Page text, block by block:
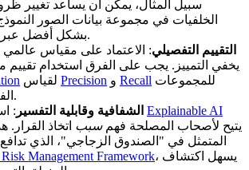
سبيل المثال، يمكن أن يساعد تغيير
الخلفيات في مجموعة بيانات الصور
بشكل أفضل عبر بيئات مختلفة.
التقييم التفصيلي: الاعتماد على مقياس
يخفي التمييز. يجب على الفرق استخدام تقييم
Precision Recall
الفرعية المحددة.
الشفافية وقابلية التفسير Explainable AI
يتيح لأصحاب المصلحة فهمسبب اتخاذ القرار.
المتمثل في "الصندوق الزجاجي"، الذي
Management Framework، يسهل اكتشاف